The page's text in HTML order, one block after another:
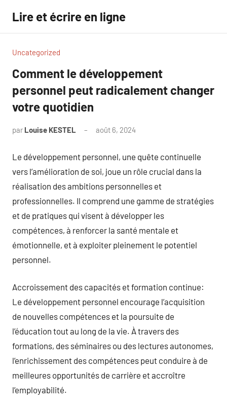
contenu
Lire et écrire en ligne
Uncategorized
Comment le développement
personnel peut radicalement changer
votre quotidien
par Louise KESTEL août 6, 2024
Le développement personnel, une quête continuelle
vers l’amélioration de soi, joue un rôle crucial dans la
réalisation des ambitions personnelles et
professionnelles. Il comprend une gamme de stratégies
et de pratiques qui visent à développer les
compétences, à renforcer la santé mentale et
émotionnelle, et à exploiter pleinement le potentiel
personnel.
Accroissement des capacités et formation continue:
Le développement personnel encourage l’acquisition
de nouvelles compétences et la poursuite de
l’éducation tout au long de la vie. À travers des
formations, des séminaires ou des lectures autonomes,
l’enrichissement des compétences peut conduire à de
meilleures opportunités de carrière et accroître
l’employabilité.